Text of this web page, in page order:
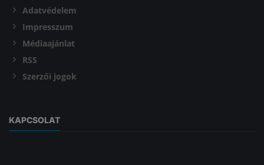
Adatvédelem
Impresszum
Médiaajánlat
RSS
Szerzői jogok
KAPCSOLAT